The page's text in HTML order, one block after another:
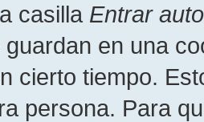
casilla Entrar
en una
cierto tiempo.
persona. Para